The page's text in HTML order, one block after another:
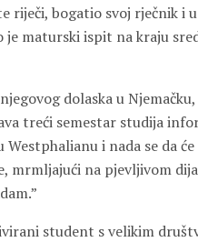
riječi, bogatio svoj rječnik
maturski ispit na kraju
dolaska u
treći semestar studija
i nada se da
mrmljajući na pjevljivom
student s velikim